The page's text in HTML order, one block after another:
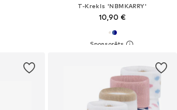
T-Krekls 'NBMKARRY'
10,90 €